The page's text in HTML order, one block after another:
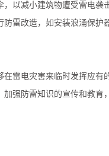
以减小建筑物遭受雷电袭
雷改造，如安装浪涌保护
雷电灾害来临时发挥应有
强防雷知识的宣传和教育